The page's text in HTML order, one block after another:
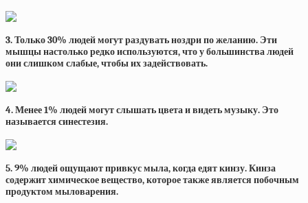
3. Только 30% людей могут раздувать ноздри по желанию. Эти
мышцы настолько редко используются, что у большинства людей
они слишком слабые, чтобы их задействовать.
4. Менее 1% людей могут слышать цвета и видеть музыку. Это
называется синестезия.
5. 9% людей ощущают привкус мыла, когда едят кинзу. Кинза
содержит химическое вещество, которое также является побочным
продуктом мыловарения.